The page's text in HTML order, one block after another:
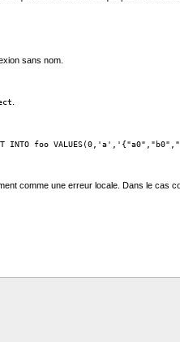
sans nom.
INTO foo
comme une erreur locale. Dans le